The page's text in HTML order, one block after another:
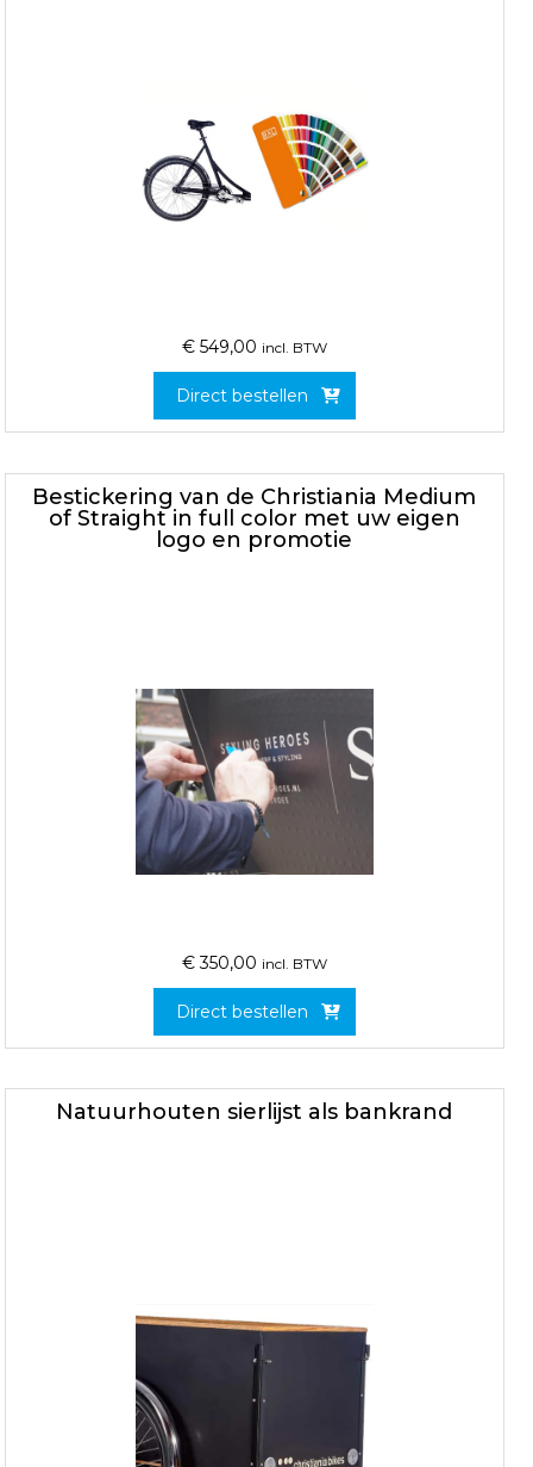
€ 549,00 incl. BTW
Direct bestellen
Bestickering van de Christiania Medium
of Straight in full color met uw eigen
logo en promotie
€ 350,00 incl. BTW
Direct bestellen
Natuurhouten sierlijst als bankrand